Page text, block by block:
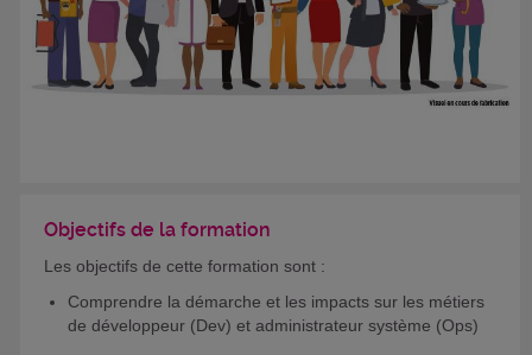
Objectifs de la formation
Les objectifs de cette formation sont :
Comprendre la démarche et les impacts sur les métiers
de développeur (Dev) et administrateur système (Ops)